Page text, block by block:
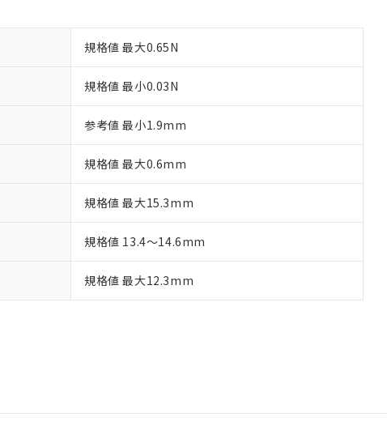
規格値 最大0.65N
規格値 最小0.03N
参考値 最小1.9mm
規格値 最大0.6mm
規格値 最大15.3mm
規格値 13.4～14.6mm
規格値 最大12.3mm
また、RoHS指令のフタル酸エステル類４物質の対応では、対応完了
混在することから備考欄に対応日を記載しておりました。